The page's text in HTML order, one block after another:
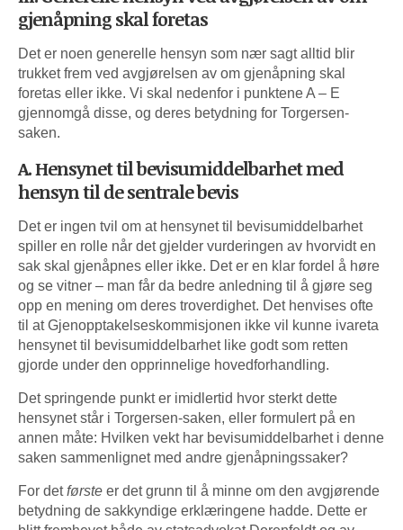
gjenåpning skal foretas
Det er noen generelle hensyn som nær sagt alltid blir
trukket frem ved avgjørelsen av om gjenåpning skal
foretas eller ikke. Vi skal nedenfor i punktene A – E
gjennomgå disse, og deres betydning for Torgersen-
saken.
A. Hensynet til bevisumiddelbarhet med
hensyn til de sentrale bevis
Det er ingen tvil om at hensynet til bevisumiddelbarhet
spiller en rolle når det gjelder vurderingen av hvorvidt en
sak skal gjenåpnes eller ikke. Det er en klar fordel å høre
og se vitner – man får da bedre anledning til å gjøre seg
opp en mening om deres troverdighet. Det henvises ofte
til at Gjenopptakelseskommisjonen ikke vil kunne ivareta
hensynet til bevisumiddelbarhet like godt som retten
gjorde under den opprinnelige hovedforhandling.
Det springende punkt er imidlertid hvor sterkt dette
hensynet står i Torgersen-saken, eller formulert på en
annen måte: Hvilken vekt har bevisumiddelbarhet i denne
saken sammenlignet med andre gjenåpnings­­­saker?
For detførste er det grunn til å minne om den avgjørende
betydning de sakkyndige erklæringene hadde. Dette er